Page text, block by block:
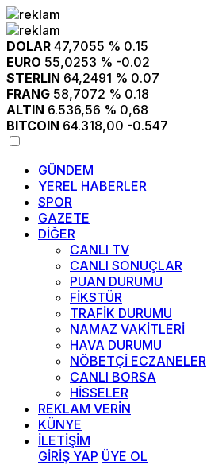
DOLAR 47,7055 % 0.15
EURO 55,0253 % -0.02
STERLIN 64,2491 % 0.07
FRANG 58,7072 % 0.18
ALTIN 6.536,56 % 0,68
BITCOIN 64.318,00 -0.547
GÜNDEM
YEREL HABERLER
SPOR
GAZETE
DİĞER
CANLI TV
CANLI SONUÇLAR
PUAN DURUMU
FİKSTÜR
TRAFİK DURUMU
NAMAZ VAKİTLERİ
HAVA DURUMU
NÖBETÇİ ECZANELER
CANLI BORSA
HİSSELER
REKLAM VERİN
KÜNYE
İLETİŞİM
GİRİŞ YAP ÜYE OL